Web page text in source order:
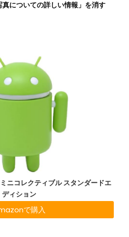
についての詳しい情報」を消す
コレクティブル スタンダードエ
ディション
で購入